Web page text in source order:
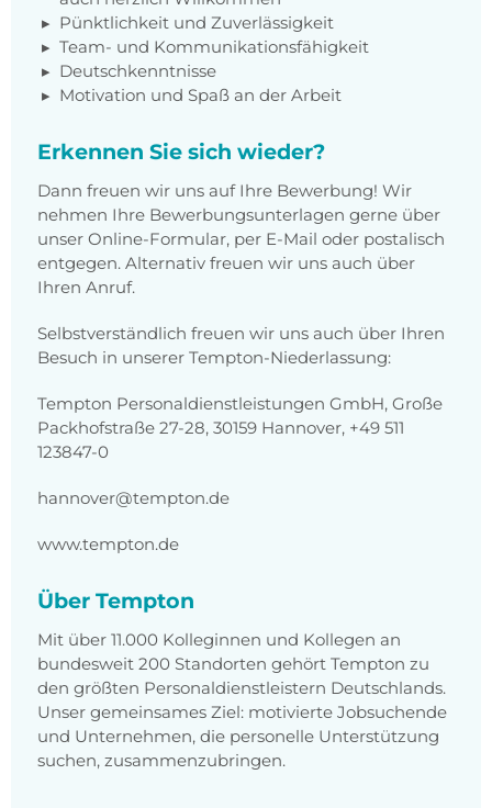
Pünktlichkeit und Zuverlässigkeit
Team- und Kommunikationsfähigkeit
Deutschkenntnisse
Motivation und Spaß an der Arbeit
Erkennen Sie sich wieder?
Dann freuen wir uns auf Ihre Bewerbung! Wir
nehmen Ihre Bewerbungsunterlagen gerne über
unser Online-Formular, per E-Mail oder postalisch
entgegen. Alternativ freuen wir uns auch über
Ihren Anruf.
Selbstverständlich freuen wir uns auch über Ihren
Besuch in unserer Tempton-Niederlassung:
Tempton Personaldienstleistungen GmbH, Große
Packhofstraße 27-28, 30159 Hannover, +49 511
123847-0
hannover@tempton.de
www.tempton.de
Über Tempton
Mit über 11.000 Kolleginnen und Kollegen an
bundesweit 200 Standorten gehört Tempton zu
den größten Personaldienstleistern Deutschlands.
Unser gemeinsames Ziel: motivierte Jobsuchende
und Unternehmen, die personelle Unterstützung
suchen, zusammenzubringen.